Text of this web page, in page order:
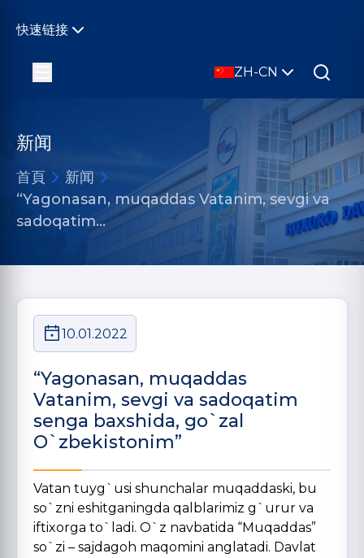
快速链接
ZH-CN
新闻
首頁
新闻
“Yagonasan, muqaddas Vatanim, sevgi va
sadoqatim…
10.01.2022
“Yagonasan, muqaddas
Vatanim, sevgi va sadoqatim
senga baxshida, go`zal
O`zbekistonim”
Vatan tuyg`usi shunchalar muqaddaski, bu
so`zni eshitganingda qalblarimiz g`urur va
iftixorga to`ladi. O`z navbatida “Muqaddas”
so`zi – sajdagoh maqomini anglatadi. Davlat